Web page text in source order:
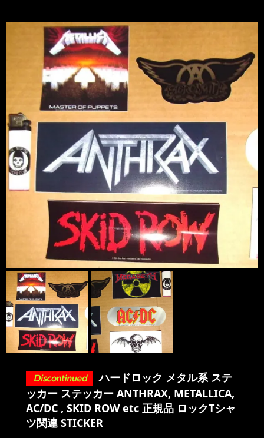
ハードロック メタル系 ステ
ッカー ステッカー ANTHRAX, METALLICA,
AC/DC , SKID ROW etc 正規品 ロックTシャ
ツ関連 STICKER